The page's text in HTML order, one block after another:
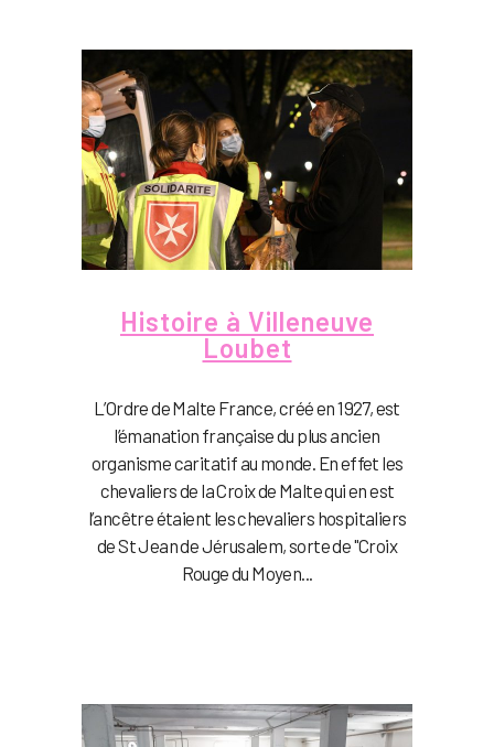
Histoire à Villeneuve
Loubet
L’Ordre de Malte France, créé en 1927, est
l’émanation française du plus ancien
organisme caritatif au monde. En effet les
chevaliers de la Croix de Malte qui en est
l’ancêtre étaient les chevaliers hospitaliers
de St Jean de Jérusalem, sorte de "Croix
Rouge du Moyen...